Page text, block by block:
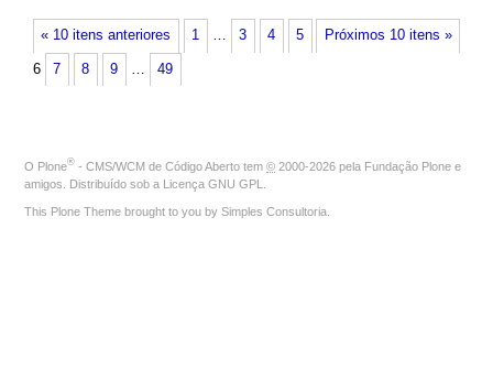
« 10 itens anteriores Próximos 10 itens »
1 … 3 4 5
6 7 8 9 … 49
O Plone® - CMS/WCM de Código Aberto tem © 2000-2026 pela Fundação Plone e
amigos. Distribuído sob a Licença GNU GPL
This Plone Theme brought to you by Simples Consultoria